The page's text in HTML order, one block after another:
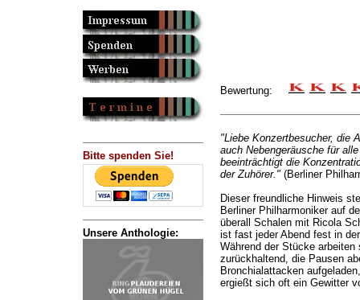
Bitte spenden Sie!
Unsere Anthologie:
Bewertung:
"Liebe Konzertbesucher, die
auch Nebengeräusche für
beeinträchtigt die
der Zuhörer."(Berliner
Dieser freundliche Hinweis
Berliner Philharmoniker auf
überall Schalen mit Ricola
ist fast jeder Abend fest in
Während der Stücke
zurückhaltend, die Pausen
Bronchialattacken
ergießt sich oft ein Gewitter